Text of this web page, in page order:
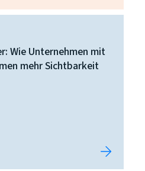
Wie Unternehmen mit
mehr Sichtbarkeit